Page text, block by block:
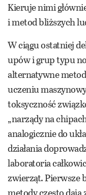
Kieruje nimi
i metod bliższych
W ciągu ostatniej
upów i grup typu
alternatywne
uczeniu
toksyczność
„narządy na
analogicznie do
działania
laboratoria
zwierząt. Pierwsze